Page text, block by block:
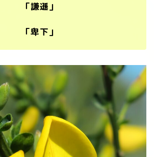
「謙遜」
「卑下」